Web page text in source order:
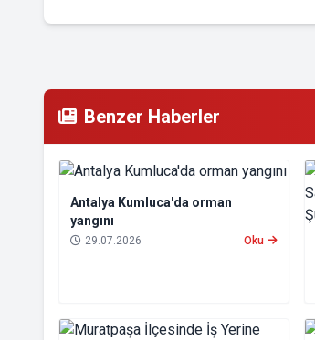
Benzer Haberler
Antalya Kumluca'da orman
yangını
29.07.2026 Oku